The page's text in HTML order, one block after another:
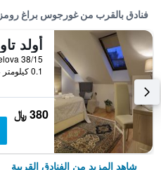
فنادق بالقرب من غورجوس براغ رومز
0.1 كيلومتر عن وسط المدينة
380 ﷼
شاهد المزيد من الفنادق القريبة